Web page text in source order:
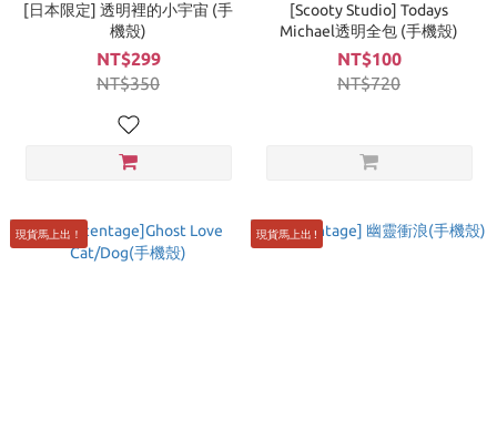
[日本限定] 透明裡的小宇宙 (手
機殼)
NT$299
NT$350
[Scooty Studio] Todays
Michael透明全包 (手機殼)
NT$100
NT$720
現貨馬上出！ 現貨馬上出 !